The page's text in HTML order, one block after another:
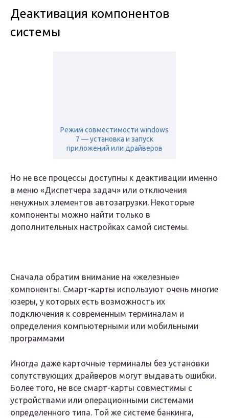
Деактивация компонентов
системы
Режим совместимости windows
7 — установка и запуск
приложений или драйверов
Но не все процессы доступны к деактивации именно
в меню «Диспетчера задач» или отключения
ненужных элементов автозагрузки. Некоторые
компоненты можно найти только в
дополнительных настройках самой системы.
Сначала обратим внимание на «железные»
компоненты. Смарт-карты используют очень многие
юзеры, у которых есть возможность их
подключения к современным терминалам и
определения компьютерными или мобильными
программами
Иногда даже карточные терминалы без установки
сопутствующих драйверов могут выдавать ошибки.
Более того, не все смарт-карты совместимы с
устройствами или операционными системами
определенного типа. Той же системе банкинга,